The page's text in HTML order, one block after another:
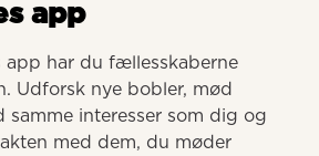
app
app har du fællesskaberne
Udforsk nye bobler, mød
samme interesser som dig og
med dem, du møder